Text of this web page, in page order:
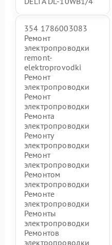
354 1786003083
Ремонт
электропроводки
remont-
elektroprovodki
Ремонт
электропроводки
Ремонт
электропроводки
Ремонта
электропроводки
Ремонту
электропроводки
Ремонт
электропроводки
Ремонтом
электропроводки
Ремонте
электропроводки
Ремонты
электропроводки
Ремонтов
электропроводки